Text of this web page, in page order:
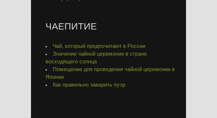
ЧАЕПИТИЕ
Чай, который предпочитают в России
Значение чайной церемонии в стране
восходящего солнца
Помещение для проведения чайной церемонии в
Японии
Как правильно заварить пуэр